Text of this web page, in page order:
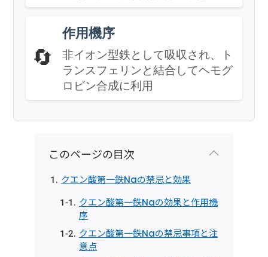
🔄
作用機序
非イオン型鉄として吸収され、ト
ランスフェリンと結合してヘモグ
ロビン合成に利用
このページの目次
クエン酸第一鉄Naの禁忌と効果
クエン酸第一鉄Naの効果と作用機
序
クエン酸第一鉄Naの禁忌事項と注
意点